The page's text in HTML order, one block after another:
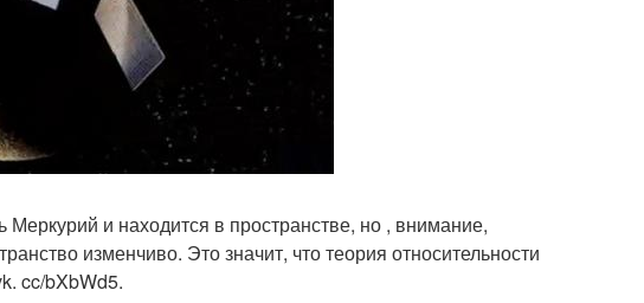
и находится в пространстве, но , внимание,
изменчиво. Это значит, что теория относительности
cc/bXbWd5.